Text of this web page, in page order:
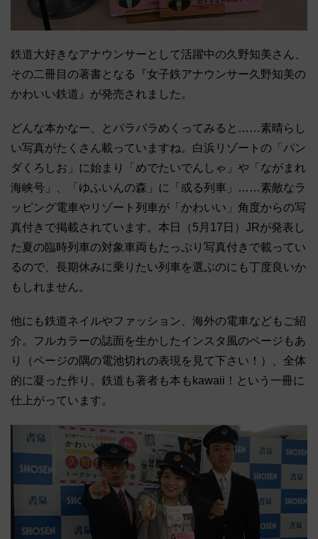
鉄道大好きなアナウンサーとして活躍中の久野知美さん、
その二冊目の著書となる『女子鉄アナウンサー久野知美の
かわいい鉄道』が発売されました。
どんな本かなー、とパラパラめくってみると……素晴らし
い写真がたくさん載っていますね。白浜リゾートの「パン
ダくろしお」に始まり「めでたいでんしゃ」や「ながまれ
海峡号」、「ゆふいんの森」に「或る列車」……素敵なラ
ッピング電車やリゾート列車が「かわいい」角度からの写
真付きで掲載されています。本日（5月17日）JRが発表し
た夏の臨時列車の対象車両もたっぷり写真付きで載ってい
るので、長期休みに乗りたい列車を選ぶのにも丁度良いか
もしれません。
他にも鉄道ネイルやファッション、海外の電車などもご紹
介。フルカラーの誌面を生かしたインスタ風のページもあ
り（ページの隅の電池切れの表現を見て下さい！）、全体
的に凝った作り。鉄道も著者も本もkawaii！という一冊に
仕上がっています。